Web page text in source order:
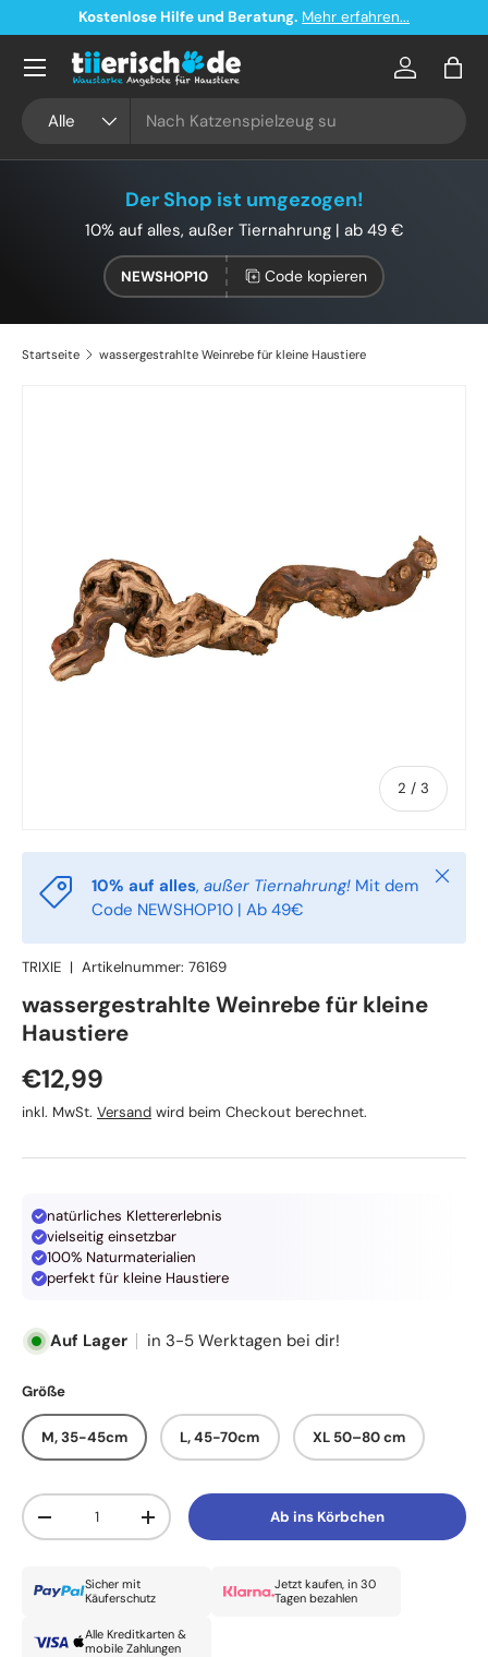
Direkt zum Inhalt
Kostenlose Hilfe und Beratung. Mehr erfahren...
Alle
Konto
Der Shop ist umgezogen!
10% auf alles, außer Tiernahrung | ab 49 €
NEWSHOP10 Code kopieren
Startseite wassergestrahlte Weinrebe für kleine Haustiere
2 / von
3
10% auf alles, außer Tiernahrung! Mit dem
Code NEWSHOP10 | Ab 49€
TRIXIE | Artikelnummer: 76169
TRIXIE
wassergestrahlte Weinrebe für kleine
Haustiere
Normaler Preis
€12,99
inkl. MwSt. Versand wird beim Checkout berechnet.
natürliches Klettererlebnis
vielseitig einsetzbar
100% Naturmaterialien
perfekt für kleine Haustiere
Auf Lager in 3-5 Werktagen bei dir!
Größe
M, 35-45cm L, 45-70cm XL 50–80 cm
Anzahl
Menge verringernMenge erhöhen Ab ins Körbchen
Sicher mit
Käuferschutz
Jetzt kaufen, in 30
Tagen bezahlen
Alle Kreditkarten &
mobile Zahlungen